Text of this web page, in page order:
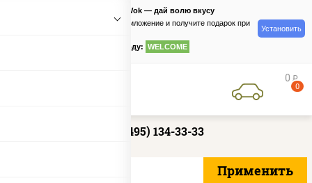
PizzaSushiWok — дай волю вкусу
Скачайте приложение и получите подарок при
по промокоду: WELCOME
Установить
0 руб
0
+7 (495) 134-33-33